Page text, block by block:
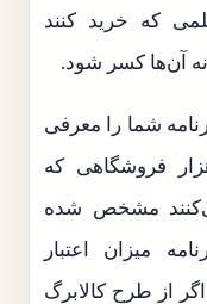
که خرید کنند
آن‌ها کسر شود.
شما را معرفی
کرد: در این برنامه ۲۱۰ هزار فروشگاهی که
می‌کنند مشخص شده
میزان اعتبار
از طرح کالابرگ